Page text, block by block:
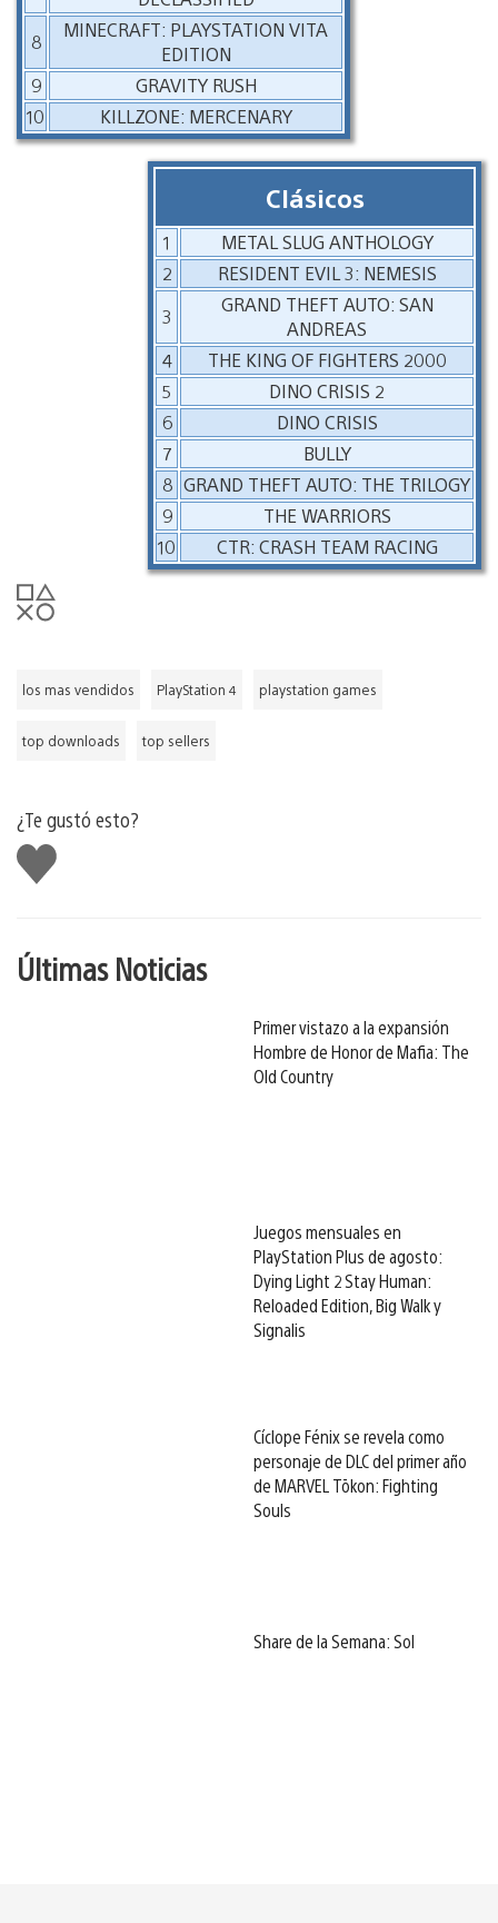
8
MINECRAFT: PLAYSTATION VITA
EDITION
9
GRAVITY RUSH
10
KILLZONE: MERCENARY
Clásicos
1
METAL SLUG ANTHOLOGY
2
RESIDENT EVIL 3: NEMESIS
3
GRAND THEFT AUTO: SAN
ANDREAS
4
THE KING OF FIGHTERS 2000
5
DINO CRISIS 2
6
DINO CRISIS
7
BULLY
8 GRAND THEFT AUTO: THE TRILOGY
9
THE WARRIORS
10
CTR: CRASH TEAM RACING
los mas vendidos PlayStation 4 playstation games
top downloads top sellers
¿Te gustó esto?
Me
gusta
Últimas Noticias
Primer vistazo a la expansión
Hombre de Honor de Mafia: The
Old Country
Juegos mensuales en
PlayStation Plus de agosto:
Dying Light 2 Stay Human:
Reloaded Edition, Big Walk y
Signalis
Cíclope Fénix se revela como
personaje de DLC del primer año
de MARVEL Tōkon: Fighting
Souls
Share de la Semana: Sol